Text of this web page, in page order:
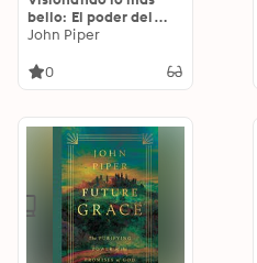
bello: El poder del
esfuerzo poético en
Herbert, George
John Piper
0